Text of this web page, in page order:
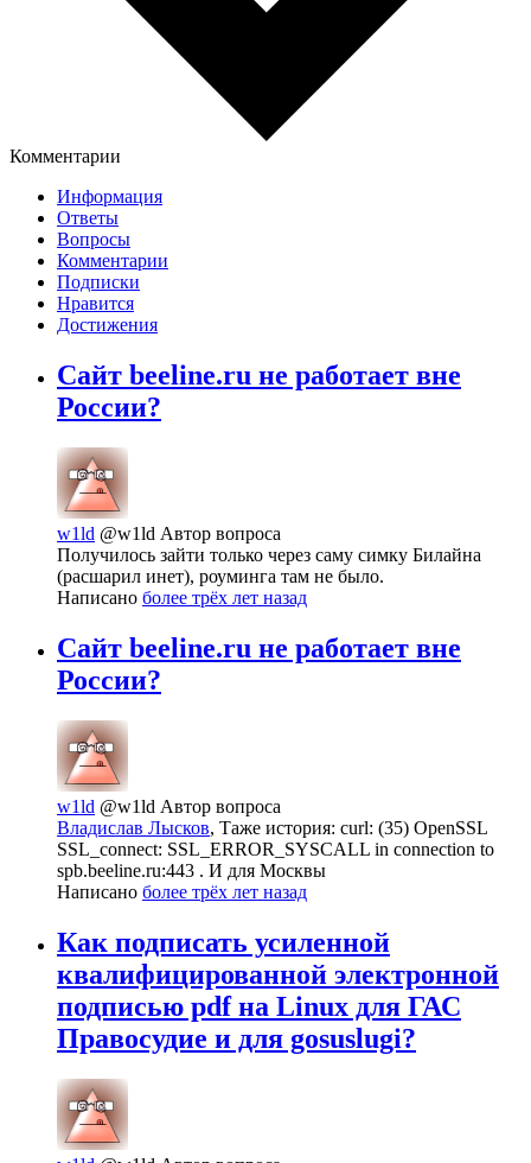
Комментарии
Информация
Ответы
Вопросы
Комментарии
Подписки
Нравится
Достижения
Сайт beeline.ru не работает вне
России?
w1ld @w1ld Автор вопроса
Получилось зайти только через саму симку Билайна
(расшарил инет), роуминга там не было.
Написано более трёх лет назад
Сайт beeline.ru не работает вне
России?
w1ld @w1ld Автор вопроса
Владислав Лысков, Таже история: curl: (35) OpenSSL
SSL_connect: SSL_ERROR_SYSCALL in connection to
spb.beeline.ru:443 . И для Москвы
Написано более трёх лет назад
Как подписать усиленной
квалифицированной электронной
подписью pdf на Linux для ГАС
Правосудие и для gosuslugi?